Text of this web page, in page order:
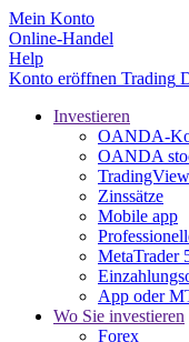
Mein Konto
Online-Handel
Help
Konto eröffnen Trading
Investieren
OANDA-
OANDA
TradingView
Zinssätze
Mobile app
MetaTrader
App oder
Wo Sie investieren
Forex